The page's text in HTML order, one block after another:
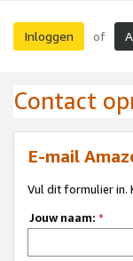
Inloggen of
Contact
E-mail
Vul dit formulier in.
Jouw naam: *